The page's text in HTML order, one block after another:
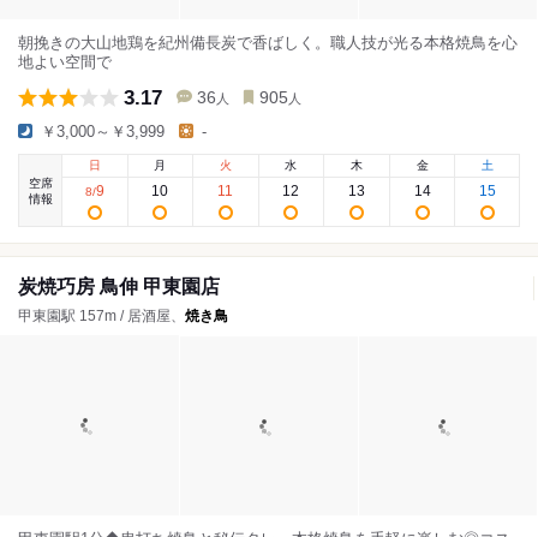
朝挽きの大山地鶏を紀州備長炭で香ばしく。職人技が光る本格焼鳥を心
地よい空間で
3.17 36 人 905 人
￥3,000～￥3,999 -
空席
情報
日
8/9
月
10
火
11
水
12
木
13
金
14
土
15
炭焼巧房 鳥伸 甲東園店
甲東園駅 157m / 居酒屋、 焼き鳥